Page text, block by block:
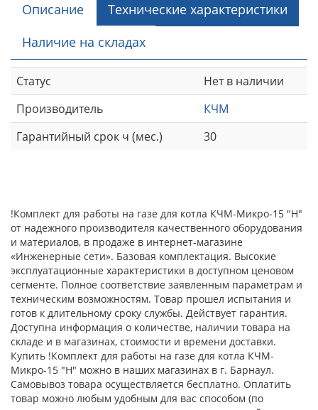
Описание
Технические характеристики
Наличие на складах
Статус
Нет в наличии
Производитель
КЧМ
Гарантийный срок ч (мес.)
30
!Комплект для работы на газе для котла КЧМ-Микро-15 "Н"
от надежного производителя качественного оборудования
и материалов, в продаже в интернет-магазине
«Инженерные сети». Базовая комплектация. Высокие
эксплуатационные характеристики в доступном ценовом
сегменте. Полное соответствие заявленным параметрам и
техническим возможностям. Товар прошел испытания и
готов к длительному сроку службы. Действует гарантия.
Доступна информация о количестве, наличии товара на
складе и в магазинах, стоимости и времени доставки.
Купить !Комплект для работы на газе для котла КЧМ-
Микро-15 "Н" можно в наших магазинах в г. Барнаул.
Самовывоз товара осуществляется бесплатно. Оплатить
товар можно любым удобным для вас способом (по